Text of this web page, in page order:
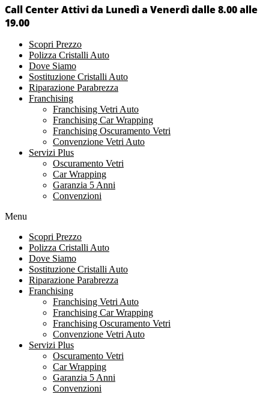
Call Center Attivi da Lunedì a Venerdì dalle 8.00 alle
19.00
Scopri Prezzo
Polizza Cristalli Auto
Dove Siamo
Sostituzione Cristalli Auto
Riparazione Parabrezza
Franchising
Franchising Vetri Auto
Franchising Car Wrapping
Franchising Oscuramento Vetri
Convenzione Vetri Auto
Servizi Plus
Oscuramento Vetri
Car Wrapping
Garanzia 5 Anni
Convenzioni
Menu
Scopri Prezzo
Polizza Cristalli Auto
Dove Siamo
Sostituzione Cristalli Auto
Riparazione Parabrezza
Franchising
Franchising Vetri Auto
Franchising Car Wrapping
Franchising Oscuramento Vetri
Convenzione Vetri Auto
Servizi Plus
Oscuramento Vetri
Car Wrapping
Garanzia 5 Anni
Convenzioni